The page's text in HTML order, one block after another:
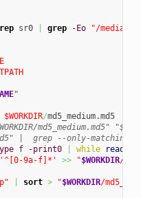
sr0 grep -Eo "/
"
$WORKDIR/md5_medium.md5
md5_medium.md5"
|  grep --only-
f -print0 while read
'^[0-9a-f]*' >> "$WORKDIR/
sort > "$WORKDIR/